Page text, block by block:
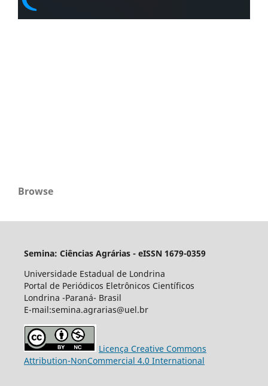
Browse
Semina: Ciências Agrárias - eISSN 1679-0359
Universidade Estadual de Londrina
Portal de Periódicos Eletrônicos Científicos
Londrina -Paraná- Brasil
E-mail:semina.agrarias@uel.br
Licença Creative Commons
Attribution-NonCommercial 4.0 International